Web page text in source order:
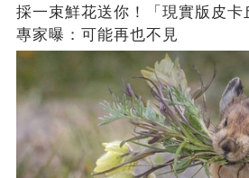
採一束鮮花送你！「現實版皮卡
專家曝：可能再也不見